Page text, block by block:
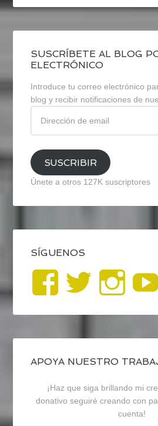
SUSCRÍBETE AL BLOG
ELECTRÓNICO
Introduce tu correo electrónico
blog y recibir notificaciones de
email
SUSCRIBIR
Únete a otros 127K suscriptores
SÍGUENOS
Ver
perfil
de
en
Ver
perfil
de
en
Ver
de
en
APOYA NUESTRO
¡Haz que siga brillando mi
donativo seguiré creando con
cuenta!